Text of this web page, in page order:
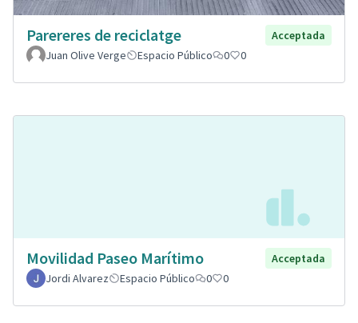
Parereres de reciclatge
Acceptada
Juan Olive Verge
Espacio Público 0 0
Movilidad Paseo Marítimo
Acceptada
Jordi Alvarez
Espacio Público 0 0